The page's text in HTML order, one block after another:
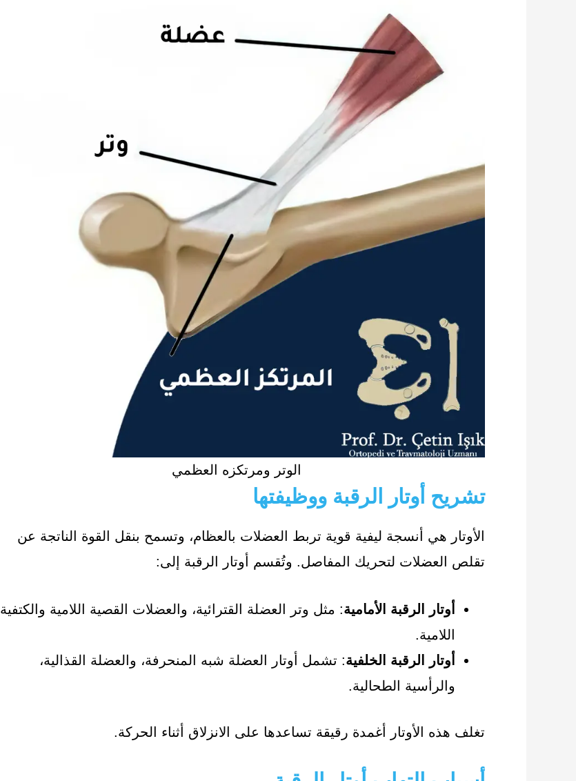
الوتر ومرتكزه العظمي
تشريح أوتار الرقبة ووظيفتها
الأوتار هي أنسجة ليفية قوية تربط العضلات بالعظام، وتسمح بنقل القوة الناتجة عن
تقلص العضلات لتحريك المفاصل. وتُقسم أوتار الرقبة إلى:
أوتار الرقبة الأمامية: مثل وتر العضلة القترائية، والعضلات القصية اللامية والكتفية
اللامية.
أوتار الرقبة الخلفية: تشمل أوتار العضلة شبه المنحرفة، والعضلة القذالية،
والرأسية الطحالية.
تغلف هذه الأوتار أغمدة رقيقة تساعدها على الانزلاق أثناء الحركة.